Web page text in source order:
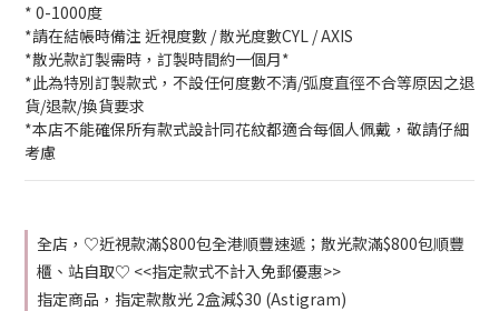
* 0-1000度
*請在結帳時備注 近視度數 / 散光度數CYL / AXIS
*散光款訂製需時，訂製時間約一個月*
*此為特別訂製款式，不設任何度數不清/弧度直徑不合等原因之退
貨/退款/換貨要求
*本店不能確保所有款式設計同花紋都適合每個人佩戴，敬請仔細
考慮
全店，♡近視款滿$800包全港順豐速遞；散光款滿$800包順豐
櫃、站自取♡ <<指定款式不計入免郵優惠>>
指定商品，指定款散光 2盒減$30 (Astigram)